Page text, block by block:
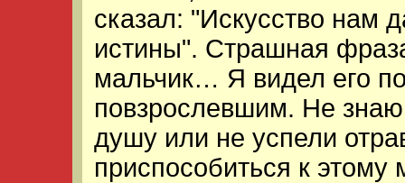
сказал: "Искусство нам
истины". Страшная
мальчик… Я видел его
повзрослевшим. Не
душу или не успели
приспособиться к